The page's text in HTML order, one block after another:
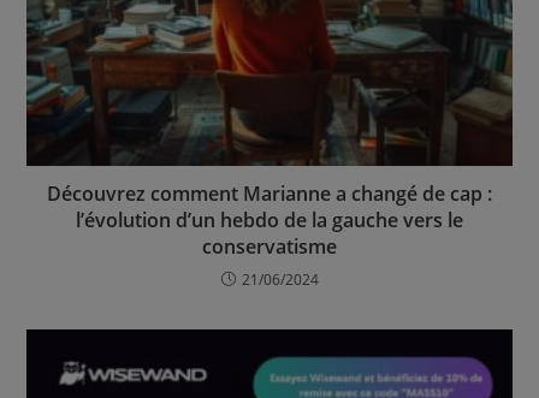
Découvrez comment Marianne a changé de cap :
l’évolution d’un hebdo de la gauche vers le
conservatisme
21/06/2024